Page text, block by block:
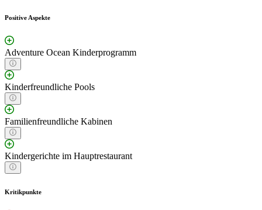
Positive Aspekte
Adventure Ocean Kinderprogramm
Kinderfreundliche Pools
Familienfreundliche Kabinen
Kindergerichte im Hauptrestaurant
Kritikpunkte